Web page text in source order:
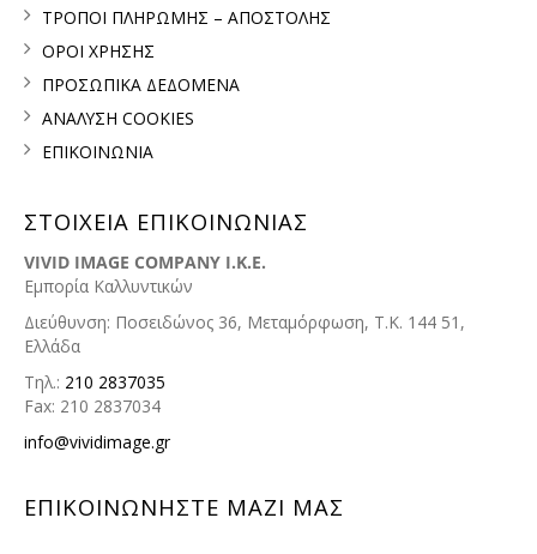
ΤΡΟΠΟΙ ΠΛΗΡΩΜΗΣ – ΑΠΟΣΤΟΛΗΣ
ΟΡΟΙ ΧΡΗΣΗΣ
ΠΡΟΣΩΠΙΚΑ ΔΕΔΟΜΕΝΑ
ΑΝΑΛΥΣΗ COOKIES
ΕΠΙΚΟΙΝΩΝΙΑ
ΣΤΟΙΧΕΙΑ ΕΠΙΚΟΙΝΩΝΙΑΣ
VIVID IMAGE COMPANY I.K.E.
Εμπορία Καλλυντικών
Διεύθυνση: Ποσειδώνος 36, Μεταμόρφωση, Τ.Κ. 144 51,
Ελλάδα
Τηλ.: 210 2837035
Fax: 210 2837034
info@vividimage.gr
ΕΠΙΚΟΙΝΩΝHΣΤΕ ΜΑΖΙ ΜΑΣ